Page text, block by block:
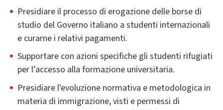
Presidiare il processo di erogazione delle borse di
studio del Governo italiano a studenti internazionali
e curarne i relativi pagamenti.
Supportare con azioni specifiche gli studenti rifugiati
per l’accesso alla formazione universitaria.
Presidiare l'evoluzione normativa e metodologica in
materia di immigrazione, visti e permessi di